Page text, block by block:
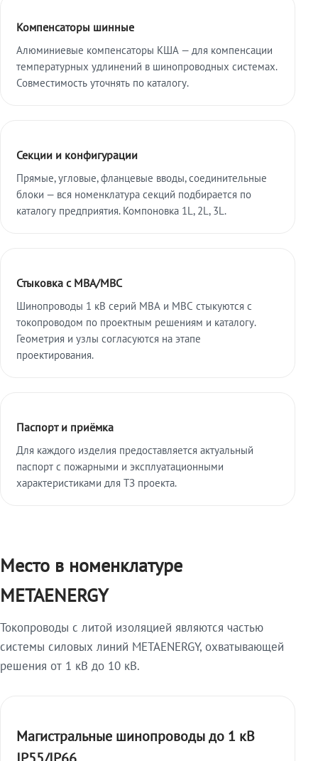
Компенсаторы шинные
Алюминиевые компенсаторы КША — для компенсации
температурных удлинений в шинопроводных системах.
Совместимость уточнять по каталогу.
Секции и конфигурации
Прямые, угловые, фланцевые вводы, соединительные
блоки — вся номенклатура секций подбирается по
каталогу предприятия. Компоновка 1L, 2L, 3L.
Стыковка с МВА/МВС
Шинопроводы 1 кВ серий МВА и МВС стыкуются с
токопроводом по проектным решениям и каталогу.
Геометрия и узлы согласуются на этапе
проектирования.
Паспорт и приёмка
Для каждого изделия предоставляется актуальный
паспорт с пожарными и эксплуатационными
характеристиками для ТЗ проекта.
Место в номенклатуре
METAENERGY
Токопроводы с литой изоляцией являются частью
системы силовых линий METAENERGY, охватывающей
решения от 1 кВ до 10 кВ.
Магистральные шинопроводы до 1 кВ